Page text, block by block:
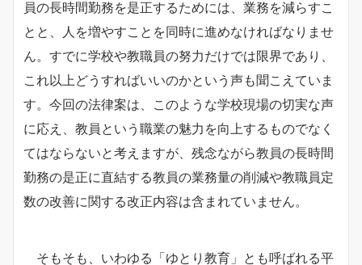
員の長時間勤務を是正するためには、業務を減らすこ
とと、人を増やすことを同時に進めなければなりませ
ん。すでに学校や教職員の努力だけでは限界であり、
これ以上どうすればいいのかという声も聞こえていま
す。今回の法律案は、このような学校現場の切実な声
に応え、教員という職業の魅力を向上するものでなく
てはならないと考えますが、残念ながら教員の長時間
勤務の是正に直結する教員の業務量の削減や教職員定
数の改善に関する改正内容は含まれていません。
そもそも、いわゆる「ゆとり教育」とも呼ばれる平